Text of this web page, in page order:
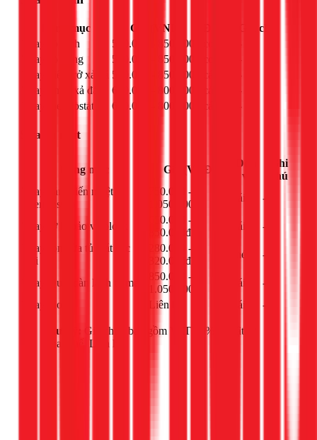
Hạng mục Giá (VNĐ)
Ghi chú
Thay sò lạnh
550.000 - 850.000đ
Thay sò nóng
550.000 - 850.000đ
Thay điện trở xả đá
550.000 - 850.000đ
Thay timer xả đá
650.000 - 800.000đ
-
Thay thermostat
650.000 - 800.000đ cái -
Sửa tủ mát
Hạng mục Giá (VNĐ)
Đơn
vị
Ghi
chú
Thay cảm biến nhiệt
(thermostat)
750.000 -
1.050.000đ
cái -
Thay rờ le bảo vệ block
650.000 -
850.000đ
cái
-
Thay ron cửa tủ mát các
loại
280.000 -
320.000đ
mét -
Thay Quạt dàn lạnh tủ mát
850.000 -
1.050.000đ
cái
-
Thay block
Liên hệ cái -
Lưu ý:
Giá chưa bao gồm VAT 10% và vật tư
thay thế. Liên hệ